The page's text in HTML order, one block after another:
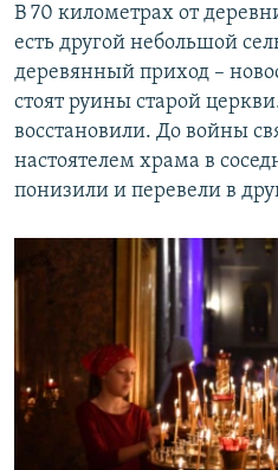
В 70 километрах от
есть другой небольшой
деревянный приход –
стоят руины старой
восстановили. До войны
настоятелем храма в
понизили и перевели в